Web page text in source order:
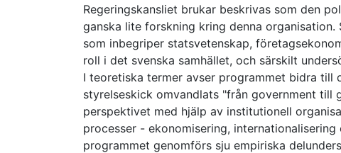
Regeringskansliet brukar beskrivas som den
ganska lite forskning kring denna
som inbegriper statsvetenskap,
roll i det svenska samhället, och särskilt
I teoretiska termer avser programmet bidra till
styrelseskick omvandlats "från government till
perspektivet med hjälp av institutionell
processer - ekonomisering,
programmet genomförs sju empiriska